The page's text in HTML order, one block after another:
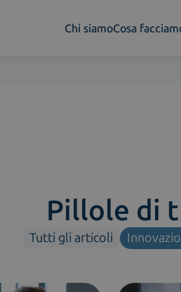
Chi siamoCosa
Pillole di
Tutti gli articoli